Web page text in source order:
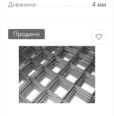
Довжина:
4 мм
Продано